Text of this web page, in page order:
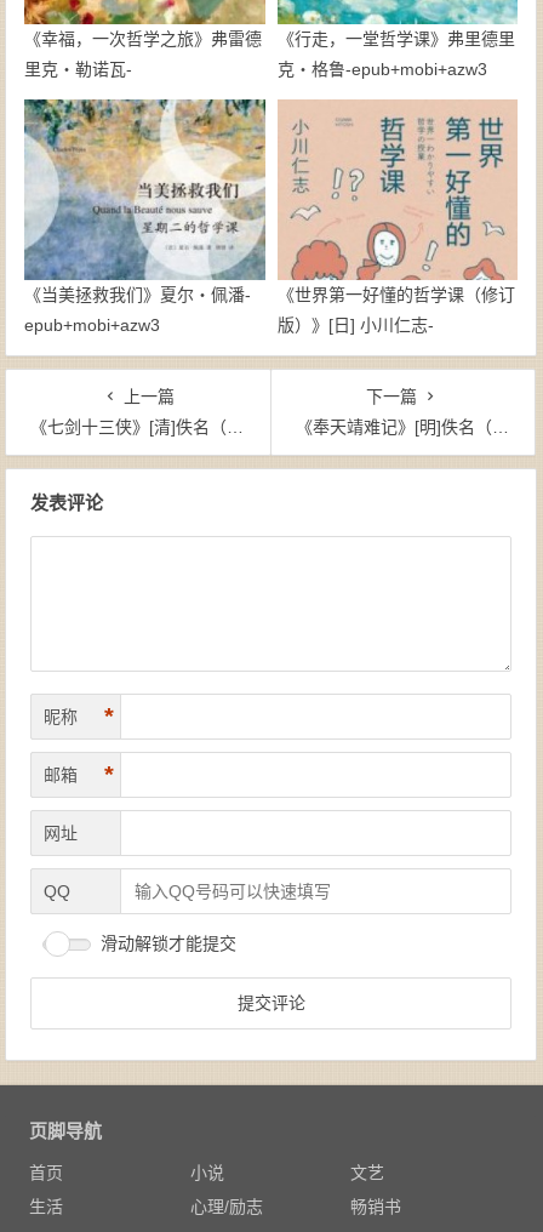
《幸福，一次哲学之旅》弗雷德
里克・勒诺瓦-
epub+mobi+azw3
《行走，一堂哲学课》弗里德里
克・格鲁-epub+mobi+azw3
《当美拯救我们》夏尔・佩潘-
epub+mobi+azw3
《世界第一好懂的哲学课（修订
版）》[日] 小川仁志-
epub+mobi+azw3
上一篇
《七剑十三侠》[清]佚名（作者）-epub+mobi+azw3
下一篇
《奉天靖难记》[明]佚名（作者）-epub+mobi+azw3
发表评论
昵称 *
邮箱 *
网址
QQ
滑动解锁才能提交
页脚导航
首页 小说
文艺
生活
心理/励志
畅销书